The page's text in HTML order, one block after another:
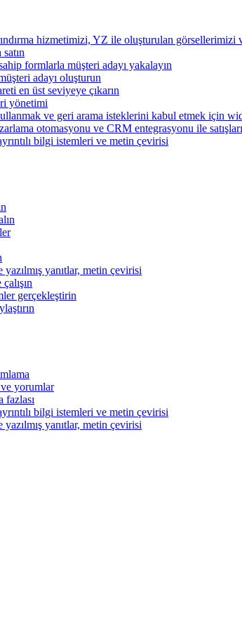
hizmetimizi, YZ ile oluşturulan görsellerimizi
formlarla müşteri adayı yakalayın
adayı oluşturun
en üst seviyeye çıkarın
yönetimi
ve geri arama isteklerini kabul etmek için
otomasyonu ve CRM entegrasyonu ile satışları
bilgi istemleri ve metin çevirisi
yanıtlar, metin çevirisi
gerçekleştirin
yorumlar
fazlası
bilgi istemleri ve metin çevirisi
yanıtlar, metin çevirisi